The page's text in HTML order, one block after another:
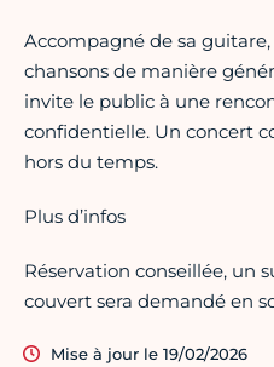
Accompagné de sa
chansons de manière
invite le public à une
confidentielle. Un concert
hors du temps.
Plus d’infos
Réservation conseillée, un
couvert sera demandé en
Mise à jour le 19/02/2026